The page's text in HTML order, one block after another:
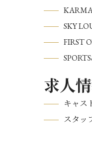
SKY
FIRST
求人
キャス
スタッ